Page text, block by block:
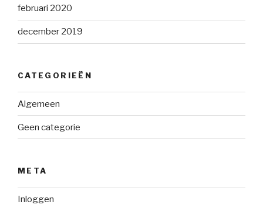
februari 2020
december 2019
CATEGORIEËN
Algemeen
Geen categorie
META
Inloggen